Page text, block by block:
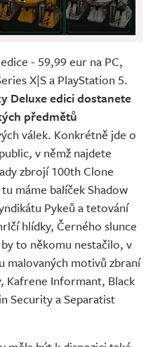
- 59,99 eur na PC,
X|S a PlayStation 5.
Deluxe edici dostanete
předmětů
válek. Konkrétně jde o
v němž najdete
zbrojí 100th Clone
máme balíček Shadow
Pykeů a tetování
hlídky, Černého slunce
to někomu nestačilo, v
malovaných motivů zbraní
Kafrene Informant, Black
Security a Separatist